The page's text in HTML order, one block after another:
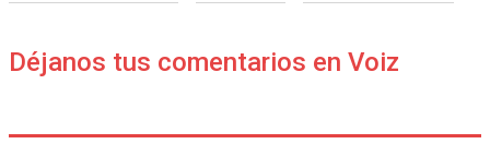
Déjanos tus comentarios en Voiz